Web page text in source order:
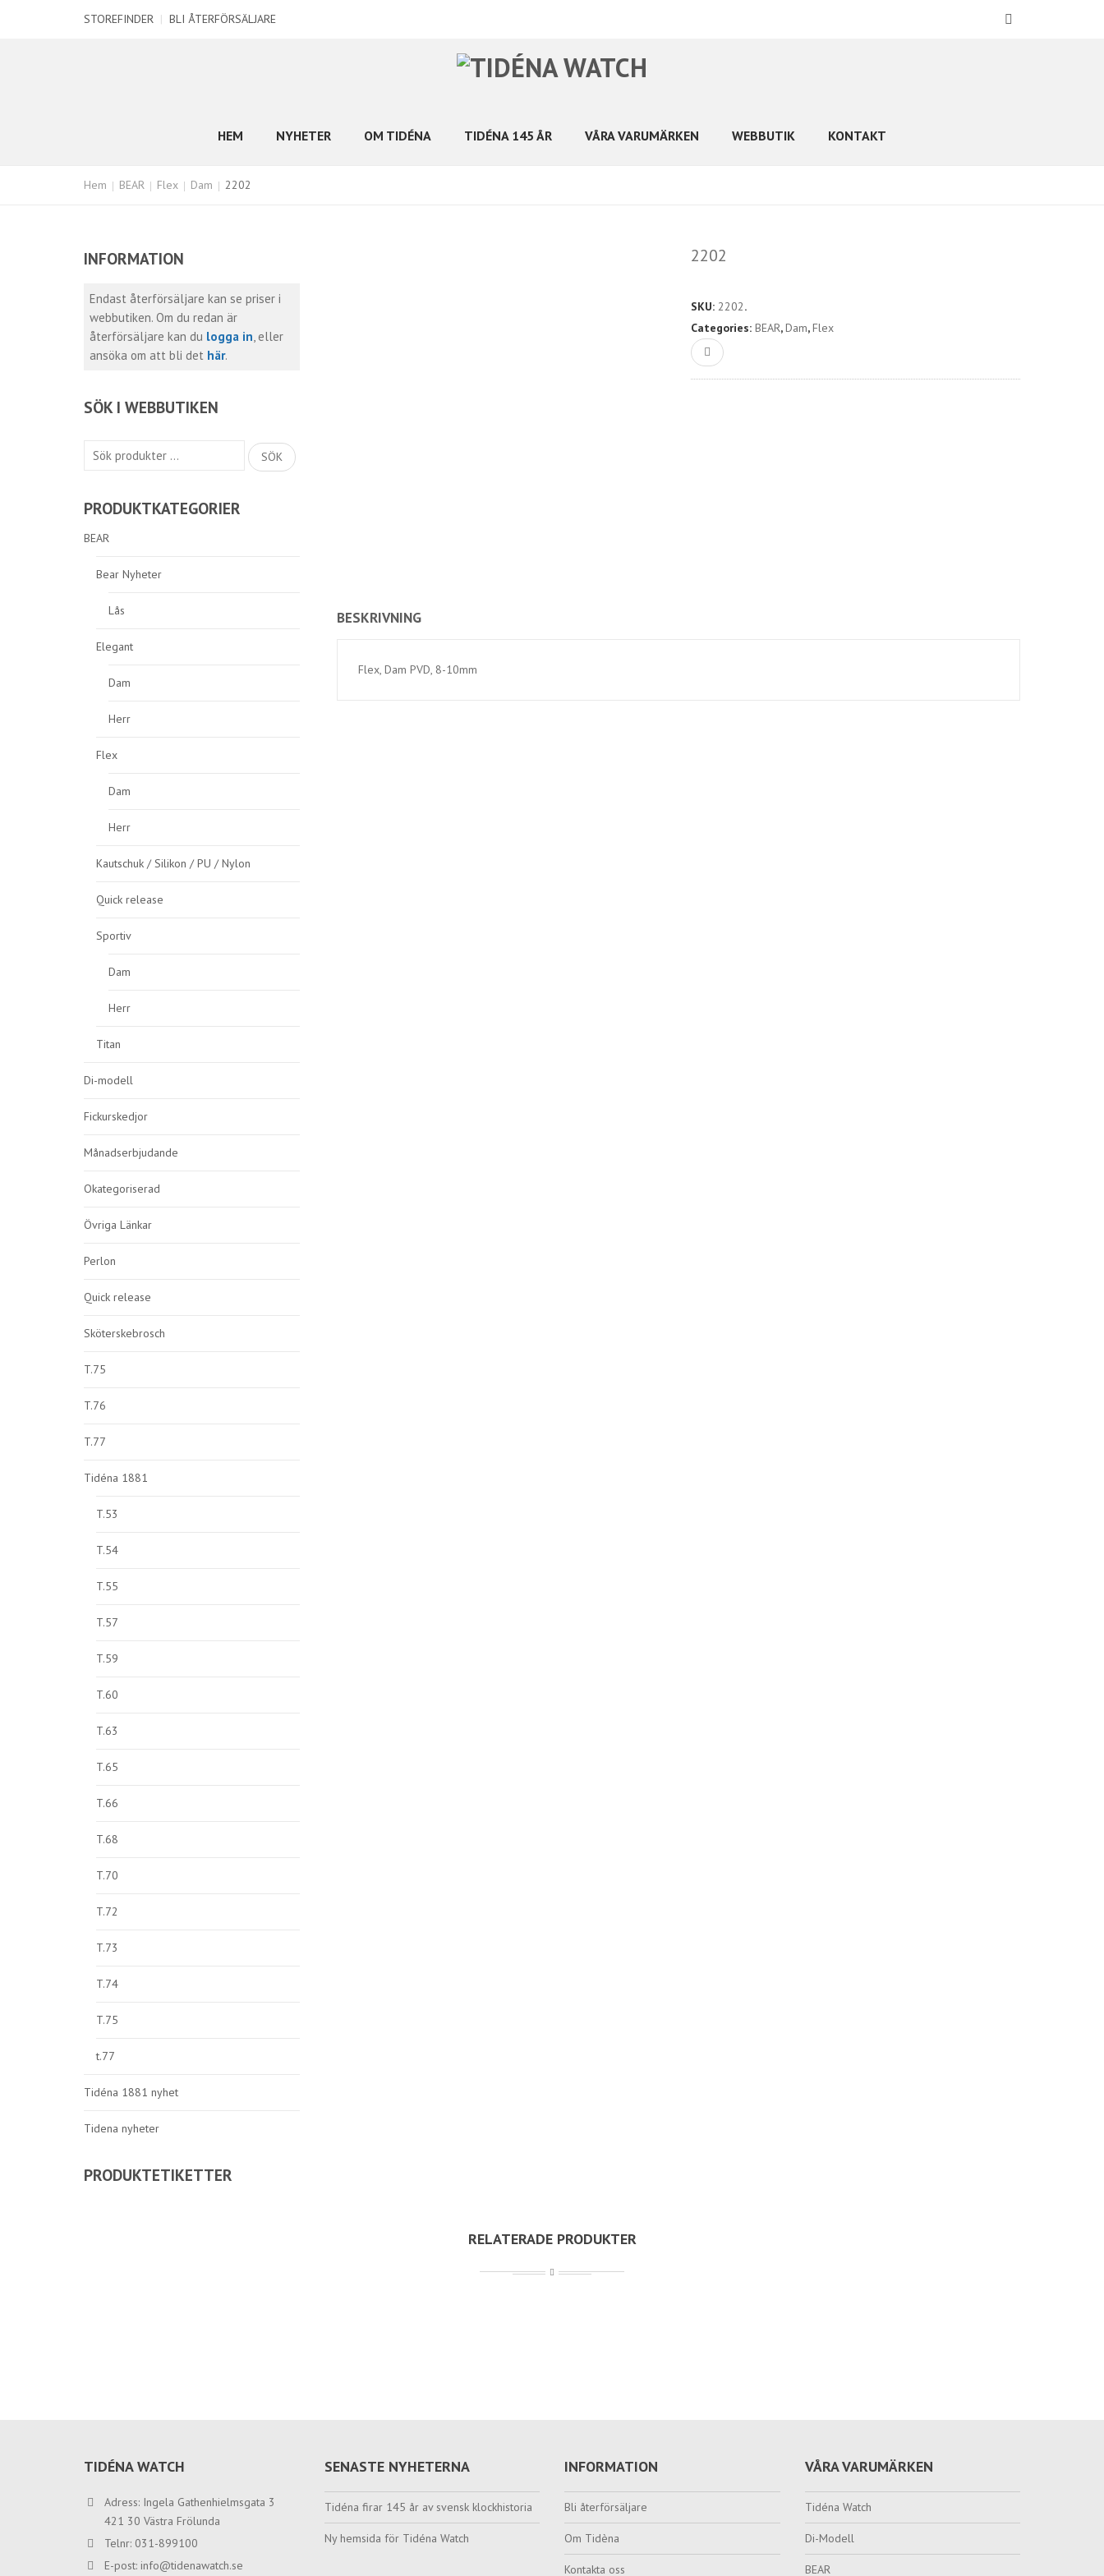
STOREFINDER | BLI ÅTERFÖRSÄLJARE
HEM NYHETER OM TIDÉNA TIDÉNA 145 ÅR VÅRA VARUMÄRKEN WEBBUTIK KONTAKT
Hem BEAR Flex Dam 2202
INFORMATION
Endast återförsäljare kan se priser i
webbutiken. Om du redan är
återförsäljare kan du logga in, eller
ansöka om att bli det här.
SÖK I WEBBUTIKEN
Sök
SÖK
PRODUKTKATEGORIER
BEAR
Bear Nyheter
Lås
Elegant
Dam
Herr
Flex
Dam
Herr
Kautschuk / Silikon / PU / Nylon
Quick release
Sportiv
Dam
Herr
Titan
Di-modell
Fickurskedjor
Månadserbjudande
Okategoriserad
Övriga Länkar
Perlon
Quick release
Sköterskebrosch
T.75
T.76
T.77
Tidéna 1881
T.53
T.54
T.55
T.57
T.59
T.60
T.63
T.65
T.66
T.68
T.70
T.72
T.73
T.74
T.75
t.77
Tidéna 1881 nyhet
Tidena nyheter
PRODUKTETIKETTER
2202
SKU: 2202.
Categories: BEAR,Dam,Flex
BESKRIVNING
Flex, Dam PVD, 8-10mm
RELATERADE PRODUKTER
TIDÉNA WATCH
Adress: Ingela Gathenhielmsgata 3
421 30 Västra Frölunda
Telnr: 031-899100
E-post: info@tidenawatch.se
SENASTE NYHETERNA
Tidéna firar 145 år av svensk klockhistoria
Ny hemsida för Tidéna Watch
INFORMATION
Bli återförsäljare
Om Tidèna
Kontakta oss
VÅRA VARUMÄRKEN
Tidéna Watch
Di-Modell
BEAR